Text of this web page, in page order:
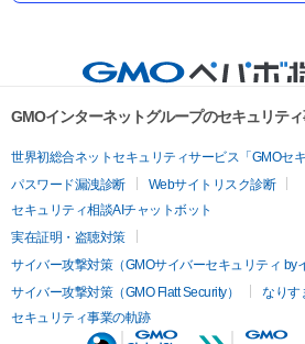
GMOインターネットグループのセキュリテ
世界初総合ネットセキュリティサービス「GMOセキ
パスワード漏洩診断
Webサイトリスク診断
セキュリティ相談AIチャットボット
実在証明・盗聴対策
サイバー攻撃対策（GMOサイバーセキュリティ by
サイバー攻撃対策（GMO Flatt Security）
なりす
セキュリティ事業の軌跡